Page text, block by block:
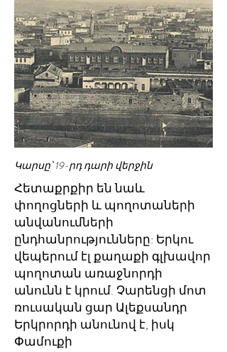
Կարսը՝ 19-րդ դարի վերջին
Հետաքրքիր են նաև
փողոցների և պողոտաների
անվանումների
ընդհանրությունները: Երկու
վեպերում էլ քաղաքի գլխավոր
պողոտան առաջնորդի
անունն է կրում. Չարենցի մոտ
ռուսական ցար Ալեքսանդր
Երկրորդի անունով է, իսկ
Փամուքի